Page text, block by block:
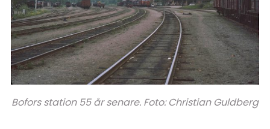
Bofors station 55 år senare. Foto: Christian Guldberg